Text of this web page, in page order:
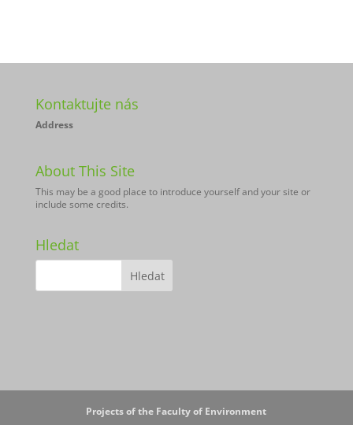
Kontaktujte nás
Address
About This Site
This may be a good place to introduce yourself and your site or
include some credits.
Hledat
Projects of the Faculty of Environment